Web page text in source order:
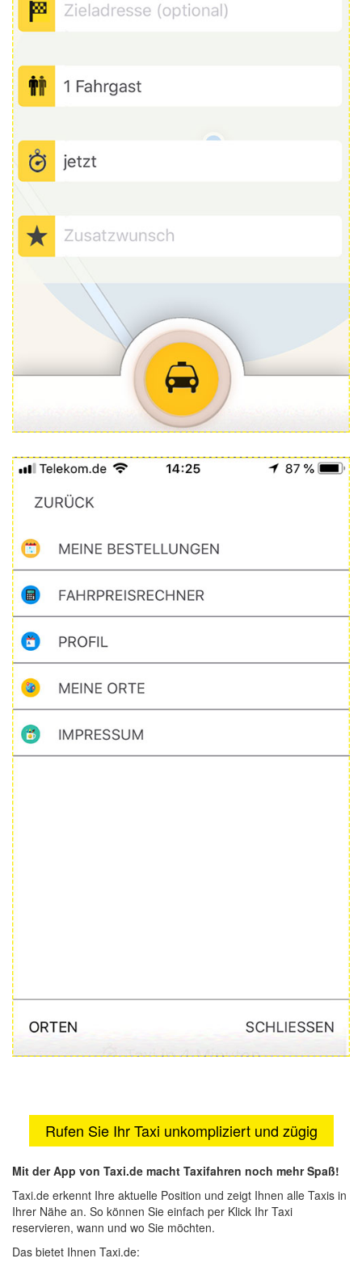
Rufen Sie Ihr Taxi unkompliziert und zügig
Mit der App von Taxi.de macht Taxifahren noch mehr Spaß!
Taxi.de erkennt Ihre aktuelle Position und zeigt Ihnen alle Taxis in
Ihrer Nähe an. So können Sie einfach per Klick Ihr Taxi
reservieren, wann und wo Sie möchten.
Das bietet Ihnen Taxi.de: